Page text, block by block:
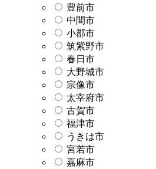
豊前市
中間市
小郡市
筑紫野市
春日市
大野城市
宗像市
太宰府市
古賀市
福津市
うきは市
宮若市
嘉麻市